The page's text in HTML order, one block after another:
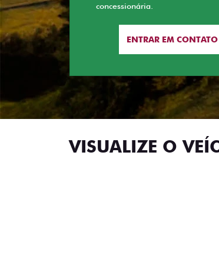
concessionária.
ENTRAR EM CONTATO
VISUALIZE O